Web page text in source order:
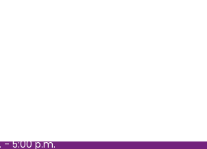
- 5:00 p.m.